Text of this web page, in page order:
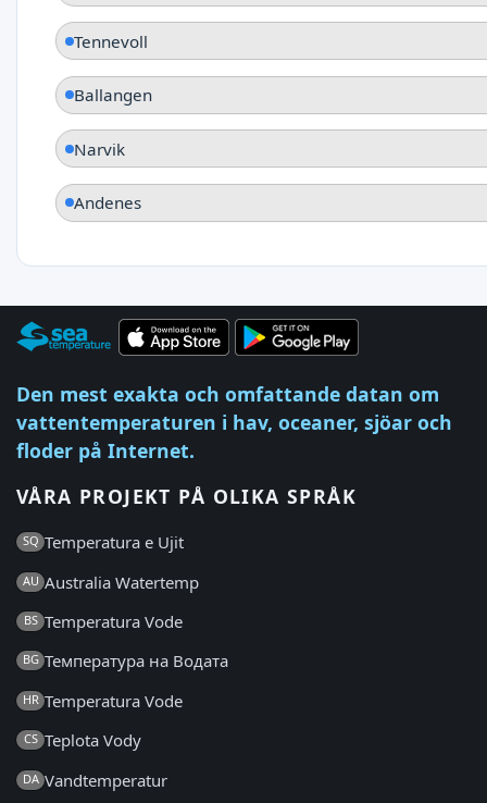
Tennevoll
Ballangen
Narvik
Andenes
Den mest exakta och omfattande datan om
vattentemperaturen i hav, oceaner, sjöar och
floder på Internet.
VÅRA PROJEKT PÅ OLIKA SPRÅK
SQ Temperatura e Ujit
AU Australia Watertemp
BS Temperatura Vode
BG Температура на Водата
HR Temperatura Vode
CS Teplota Vody
DA Vandtemperatur